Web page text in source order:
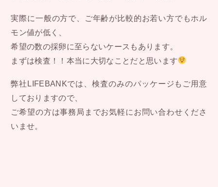
実際に一般の方で、ご年齢が比較的お若い方でもホル
モン値が低く、
希望の数の採卵に至らないケースもあります。
まずは検査！！本当に大切なことだと思います
弊社LIFEBANKでは、検査のみのパッケージもご用意
しておりますので、
ご希望の方は事務局までお気軽にお問い合わせくださ
いませ。